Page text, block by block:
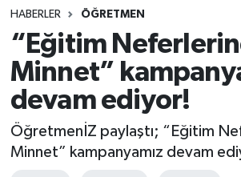
HABERLER ÖĞRETMEN
“Eğitim
Minnet”
devam ediyor!
ÖğretmenİZ paylaştı; “Eğitim
Minnet” kampanyamız devam
YARIŞMA/ETKİNLİKLER
ANKET
MEVZUAT/KARARLAR